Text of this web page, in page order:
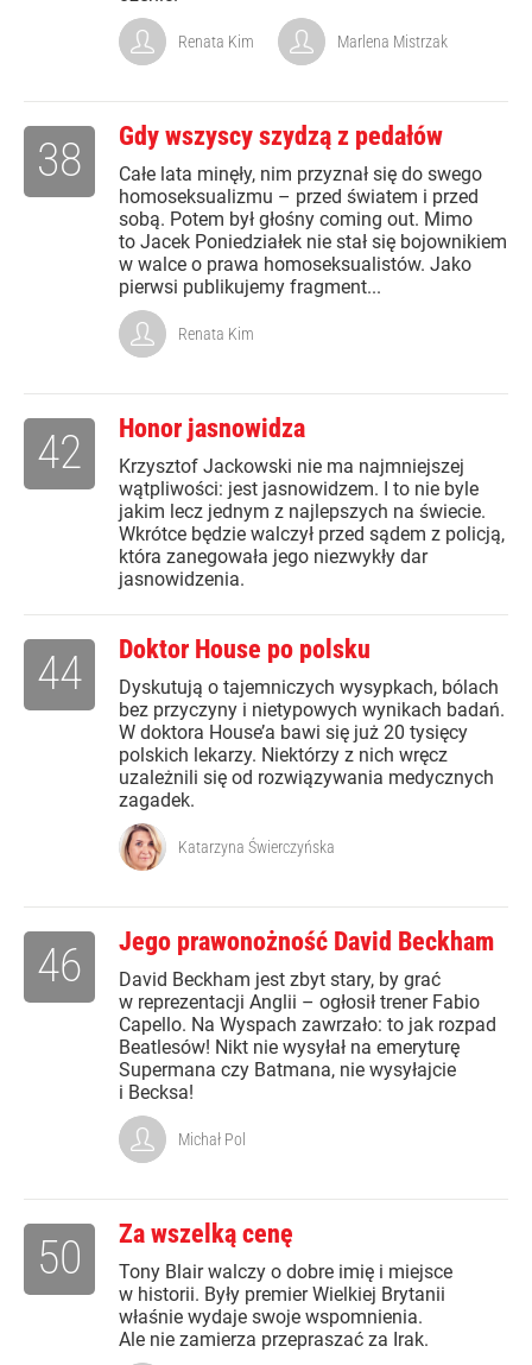
Renata Kim Marlena Mistrzak
Gdy wszyscy szydzą z pedałów
Całe lata minęły, nim przyznał się do swego
homoseksualizmu – przed światem i przed
sobą. Potem był głośny coming out. Mimo
to Jacek Poniedziałek nie stał się bojownikiem
w walce o prawa homoseksualistów. Jako
pierwsi publikujemy fragment...
38
Renata Kim
Honor jasnowidza
Krzysztof Jackowski nie ma najmniejszej
wątpliwości: jest jasnowidzem. I to nie byle
jakim lecz jednym z najlepszych na świecie.
Wkrótce będzie walczył przed sądem z policją,
która zanegowała jego niezwykły dar
jasnowidzenia.
42
Doktor House po polsku
Dyskutują o tajemniczych wysypkach, bólach
bez przyczyny i nietypowych wynikach badań.
W doktora House’a bawi się już 20 tysięcy
polskich lekarzy. Niektórzy z nich wręcz
uzależnili się od rozwiązywania medycznych
zagadek.
44
Katarzyna Świerczyńska
Jego prawonożność David Beckham
David Beckham jest zbyt stary, by grać
w reprezentacji Anglii – ogłosił trener Fabio
Capello. Na Wyspach zawrzało: to jak rozpad
Beatlesów! Nikt nie wysyłał na emeryturę
Supermana czy Batmana, nie wysyłajcie
i Becksa!
46
Michał Pol
Za wszelką cenę
Tony Blair walczy o dobre imię i miejsce
w historii. Były premier Wielkiej Brytanii
właśnie wydaje swoje wspomnienia.
Ale nie zamierza przepraszać za Irak.
50